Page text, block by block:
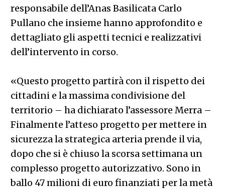
responsabile dell’Anas Basilicata Carlo
Pullano che insieme hanno approfondito e
dettagliato gli aspetti tecnici e realizzativi
dell’intervento in corso.
«Questo progetto partirà con il rispetto dei
cittadini e la massima condivisione del
territorio – ha dichiarato l’assessore Merra –
Finalmente l’atteso progetto per mettere in
sicurezza la strategica arteria prende il via,
dopo che si è chiuso la scorsa settimana un
complesso progetto autorizzativo. Sono in
ballo 47 milioni di euro finanziati per la metà